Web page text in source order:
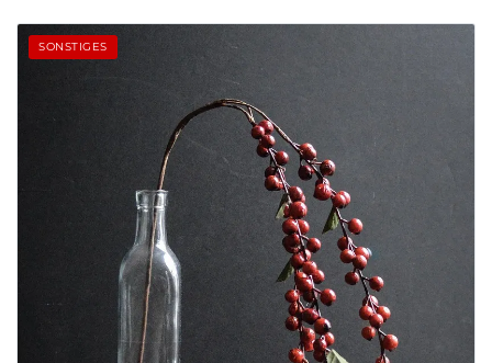
SONSTIGES